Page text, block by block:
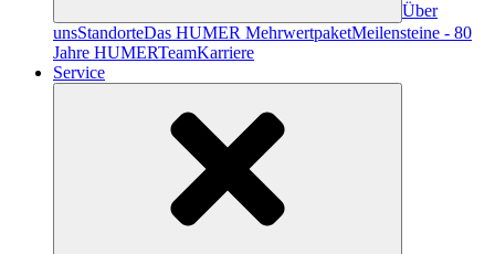
Über
unsStandorteDas HUMER MehrwertpaketMeilensteine - 80
Jahre HUMERTeamKarriere
Service